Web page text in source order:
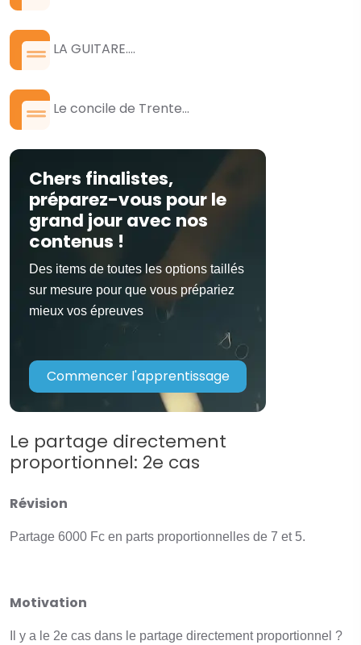
LA GUITARE....
Le concile de Trente...
Chers finalistes,
préparez-vous pour le
grand jour avec nos
contenus !
Des items de toutes les options taillés
sur mesure pour que vous prépariez
mieux vos épreuves
Commencer l'apprentissage
Le partage directement
proportionnel: 2e cas
Révision
Partage 6000 Fc en parts proportionnelles de 7 et 5.
Motivation
Il y a le 2e cas dans le partage directement proportionnel ?